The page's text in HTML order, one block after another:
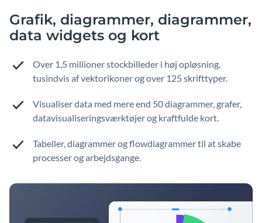
Grafik, diagrammer, diagrammer,
data widgets og kort
Over 1,5 millioner stockbilleder i høj opløsning,
tusindvis af vektorikoner og over 125 skrifttyper.
Visualiser data med mere end 50 diagrammer, grafer,
datavisualiseringsværktøjer og kraftfulde kort.
Tabeller, diagrammer og flowdiagrammer til at skabe
processer og arbejdsgange.